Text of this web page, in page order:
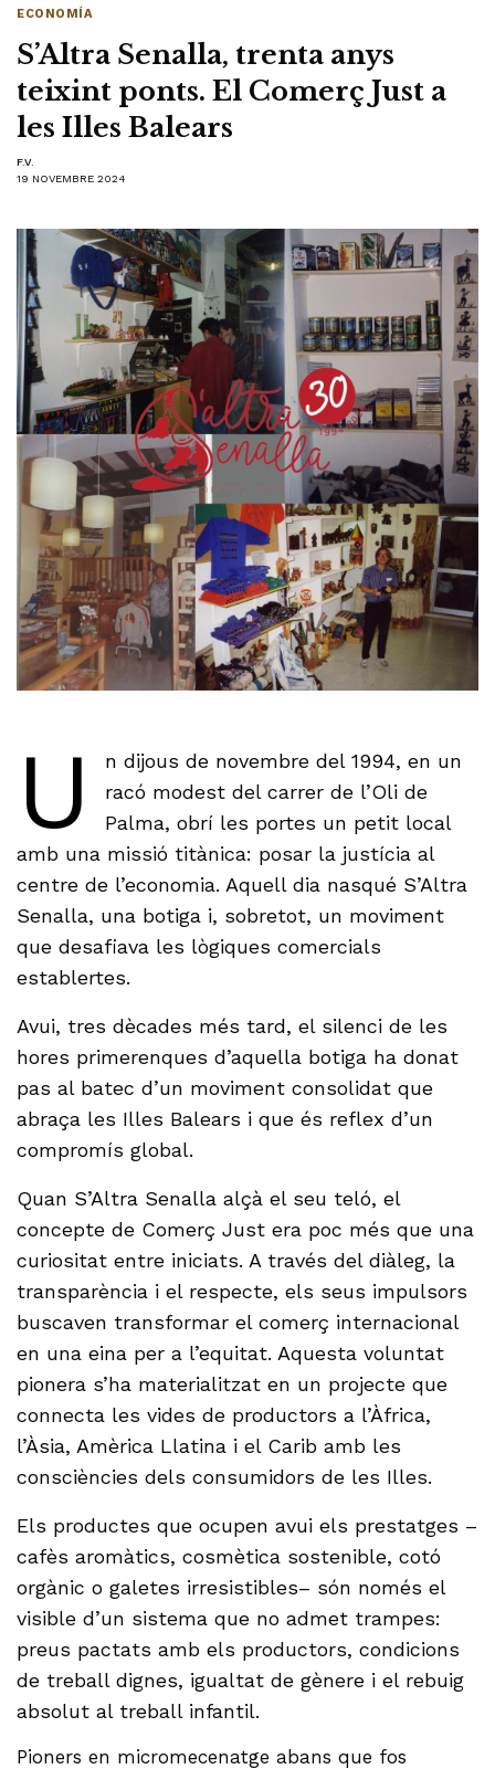
ECONOMÍA
S’Altra Senalla, trenta anys
teixint ponts. El Comerç Just a
les Illes Balears
F.V.
19 NOVEMBRE 2024
U
n dijous de novembre del 1994, en un
racó modest del carrer de l’Oli de
Palma, obrí les portes un petit local
amb una missió titànica: posar la justícia al
centre de l’economia. Aquell dia nasqué S’Altra
Senalla, una botiga i, sobretot, un moviment
que desafiava les lògiques comercials
establertes.
Avui, tres dècades més tard, el silenci de les
hores primerenques d’aquella botiga ha donat
pas al batec d’un moviment consolidat que
abraça les Illes Balears i que és reflex d’un
compromís global.
Quan S’Altra Senalla alçà el seu teló, el
concepte de Comerç Just era poc més que una
curiositat entre iniciats. A través del diàleg, la
transparència i el respecte, els seus impulsors
buscaven transformar el comerç internacional
en una eina per a l’equitat. Aquesta voluntat
pionera s’ha materialitzat en un projecte que
connecta les vides de productors a l’Àfrica,
l’Àsia, Amèrica Llatina i el Carib amb les
consciències dels consumidors de les Illes.
Els productes que ocupen avui els prestatges –
cafès aromàtics, cosmètica sostenible, cotó
orgànic o galetes irresistibles– són només el
visible d’un sistema que no admet trampes:
preus pactats amb els productors, condicions
de treball dignes, igualtat de gènere i el rebuig
absolut al treball infantil.
Pioners en micromecenatge abans que fos